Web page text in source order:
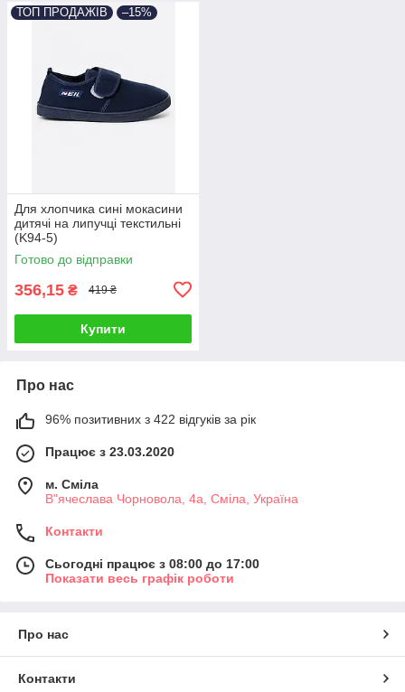
ТОП ПРОДАЖІВ –15%
Для хлопчика сині мокасини
дитячі на липучці текстильні
(K94-5)
Готово до відправки
356,15 ₴ 419 ₴
Купити
Про нас
96% позитивних з 422 відгуків за рік
Працює з 23.03.2020
м. Сміла
В"ячеслава Чорновола, 4а, Сміла, Україна
Контакти
Сьогодні працює з 08:00 до 17:00
Показати весь графік роботи
Про нас
Контакти